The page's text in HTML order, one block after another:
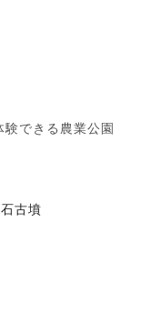
験できる農業公園
古墳